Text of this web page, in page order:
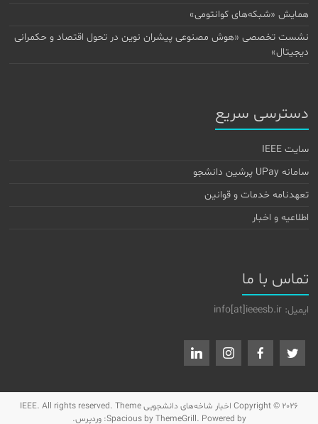
همایش «شبکه‌های کوانتومی»
نشست تخصصی «هوش مصنوعی پیشران نوین در تحول اقتصاد و حکمرانی
دیجیتال»
دسترسی سریع
سایت IEEE
سامانه UPay پرشین دانشجو
تعهدنامه خدمات و قوانین
اطلاعیه و اخبار
تماس با ما
ایمیل: info[at]ieeesb.ir
Copyright © 2026 اخبار شاخه‌های دانشجویی IEEE. All rights reserved. Theme
Spaciousby ThemeGrill. Powered by: وردپرس.